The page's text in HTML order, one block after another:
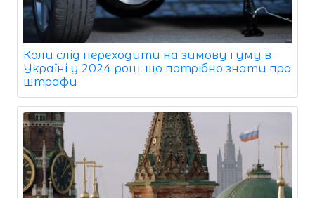
Коли слід переходити на зимову гуму в
Україні у 2024 році: що потрібно знати про
штрафи